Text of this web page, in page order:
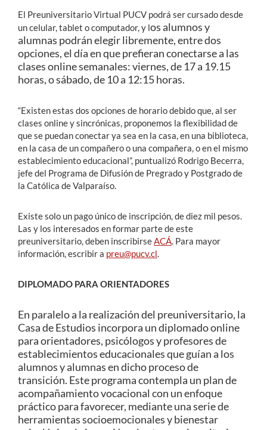
El Preuniversitario Virtual PUCV podrá ser cursado desde
un celular, tablet o computador, y los alumnos y
alumnas podrán elegir libremente, entre dos
opciones, el día en que prefieran conectarse a las
clases online semanales: viernes, de 17 a 19.15
horas, o sábado, de 10 a 12:15 horas.
“Existen estas dos opciones de horario debido que, al ser
clases online y sincrónicas, proponemos la flexibilidad de
que se puedan conectar ya sea en la casa, en una biblioteca,
en la casa de un compañero o una compañera, o en el mismo
establecimiento educacional”, puntualizó Rodrigo Becerra,
jefe del Programa de Difusión de Pregrado y Postgrado de
la Católica de Valparaíso.
Existe solo un pago único de inscripción, de diez mil pesos.
Las y los interesados en formar parte de este
preuniversitario, deben inscribirse ACÁ . Para mayor
información, escribir a preu@pucv.cl
DIPLOMADO PARA ORIENTADORES
En paralelo a la realización del preuniversitario, la
Casa de Estudios incorpora un diplomado online
para orientadores, psicólogos y profesores de
establecimientos educacionales que guían a los
alumnos y alumnas en dicho proceso de
transición. Este programa contempla un plan de
acompañamiento vocacional con un enfoque
práctico para favorecer, mediante una serie de
herramientas socioemocionales y bienestar